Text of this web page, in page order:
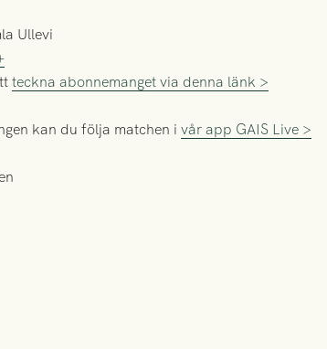
Ullevi
teckna abonnemanget via denna länk >
kan du följa matchen i vår app GAIS Live >